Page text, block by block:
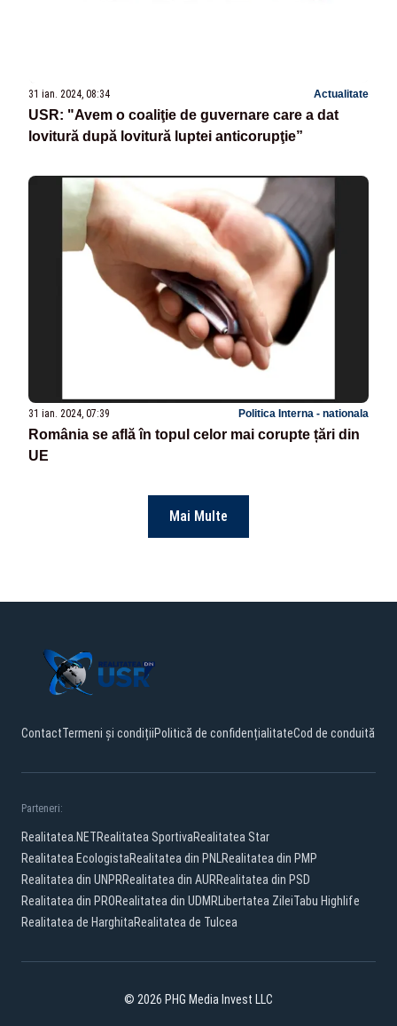
31 ian. 2024, 08:34 Actualitate
USR: "Avem o coaliţie de guvernare care a dat
lovitură după lovitură luptei anticorupţie”
31 ian. 2024, 07:39 Politica Interna - nationala
România se află în topul celor mai corupte țări din
UE
Mai Multe
ContactTermeni și condițiiPolitică de confidențialitateCod de conduită
Parteneri:
Realitatea.NETRealitatea SportivaRealitatea Star
Realitatea EcologistaRealitatea din PNLRealitatea din PMP
Realitatea din UNPRRealitatea din AURRealitatea din PSD
Realitatea din PRORealitatea din UDMRLibertatea ZileiTabu Highlife
Realitatea de HarghitaRealitatea de Tulcea
© 2026 PHG Media Invest LLC